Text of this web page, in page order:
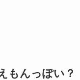
もんっぽい？